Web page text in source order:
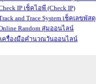
เช็คไอพี (Check IP)
เช็คเลขพัสดุ
สุ่มออนไลน์
เครื่องมือคำนวณวันออนไลน์